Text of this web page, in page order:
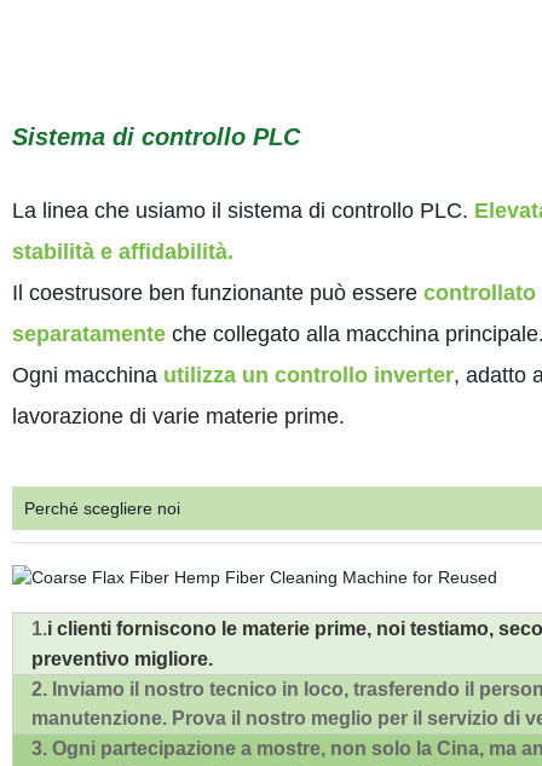
Sistema di controllo PLC
La linea che usiamo il sistema di controllo PLC.
stabilità e affidabilità.
Il coestrusore ben funzionante può esserecontrollato
separatamenteche collegato alla macchina
Ogni macchinautilizza un controllo inverter, adatto
lavorazione di varie materie prime.
Perché scegliere noi
1.i clienti forniscono le materie prime, noi testiamo,
preventivo migliore.
2. Inviamo il nostro tecnico in loco, trasferendo il
manutenzione. Prova il nostro meglio per il servizio di
3. Ogni partecipazione a mostre, non solo la Cina, ma